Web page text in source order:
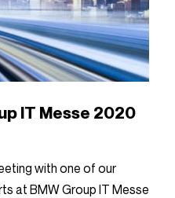
IT Messe 2020
with one of our
at BMW Group IT Messe